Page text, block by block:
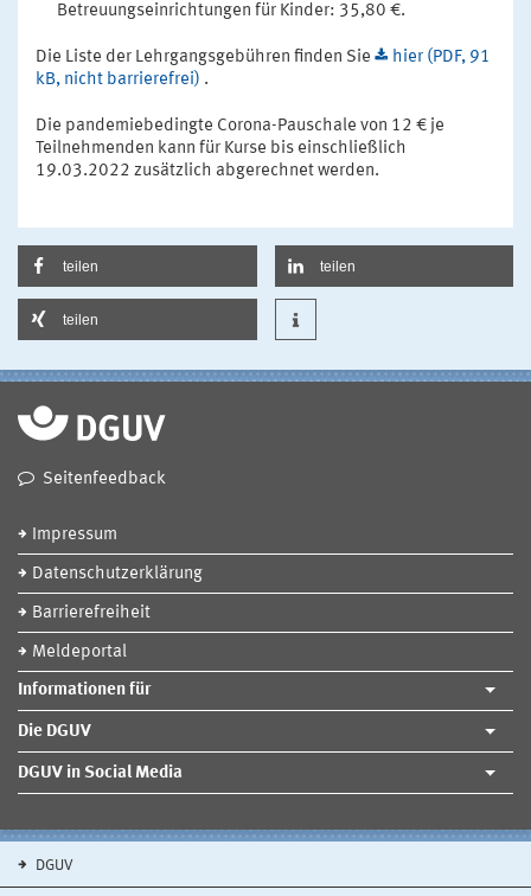
Betreuungseinrichtungen für Kinder: 35,80 €.
Die Liste der Lehrgangsgebühren finden Sie
hier (PDF, 91
kB, nicht barrierefrei) .
Die pandemiebedingte Corona-Pauschale von 12 € je
Teilnehmenden kann für Kurse bis einschließlich
19.03.2022 zusätzlich abgerechnet werden.
teilen teilen
teilen
Seitenfeedback
Impressum
Datenschutzerklärung
Barrierefreiheit
Meldeportal
Informationen für
Die DGUV
DGUV in Social Media
DGUV